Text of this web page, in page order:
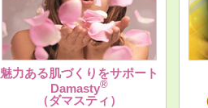
魅力ある肌づくりをサポート
Damasty®
（ダマスティ）